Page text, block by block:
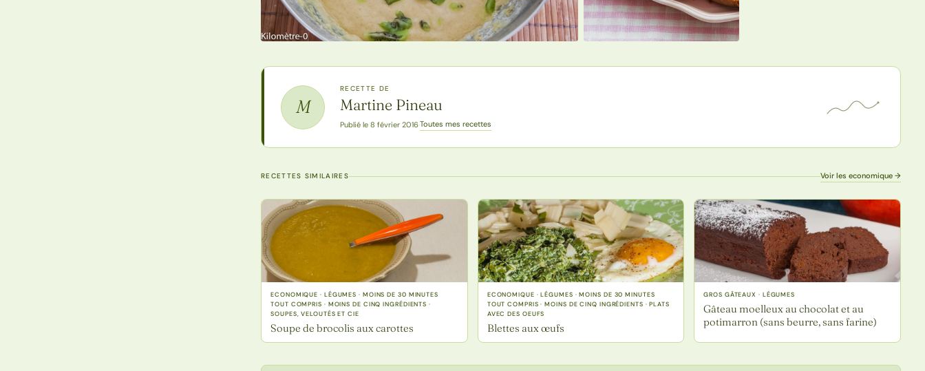
M
RECETTE DE
Martine Pineau
Publié le 8 février 2016·Toutes mes recettes
RECETTES SIMILAIRES Voir les economique →
ECONOMIQUE · LÉGUMES · MOINS DE 30 MINUTES
TOUT COMPRIS · MOINS DE CINQ INGRÉDIENTS ·
SOUPES, VELOUTÉS ET CIE
Soupe de brocolis aux carottes
ECONOMIQUE · LÉGUMES · MOINS DE 30 MINUTES
TOUT COMPRIS · MOINS DE CINQ INGRÉDIENTS · PLATS
AVEC DES OEUFS
Blettes aux œufs
GROS GÂTEAUX · LÉGUMES
Gâteau moelleux au chocolat et au
potimarron (sans beurre, sans farine)